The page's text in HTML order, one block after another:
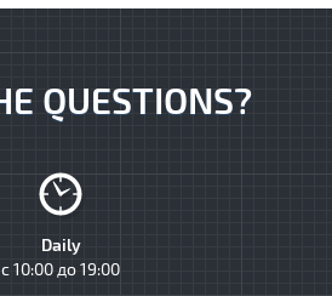
QUESTIONS?
Daily
с 10:00 до 19:00